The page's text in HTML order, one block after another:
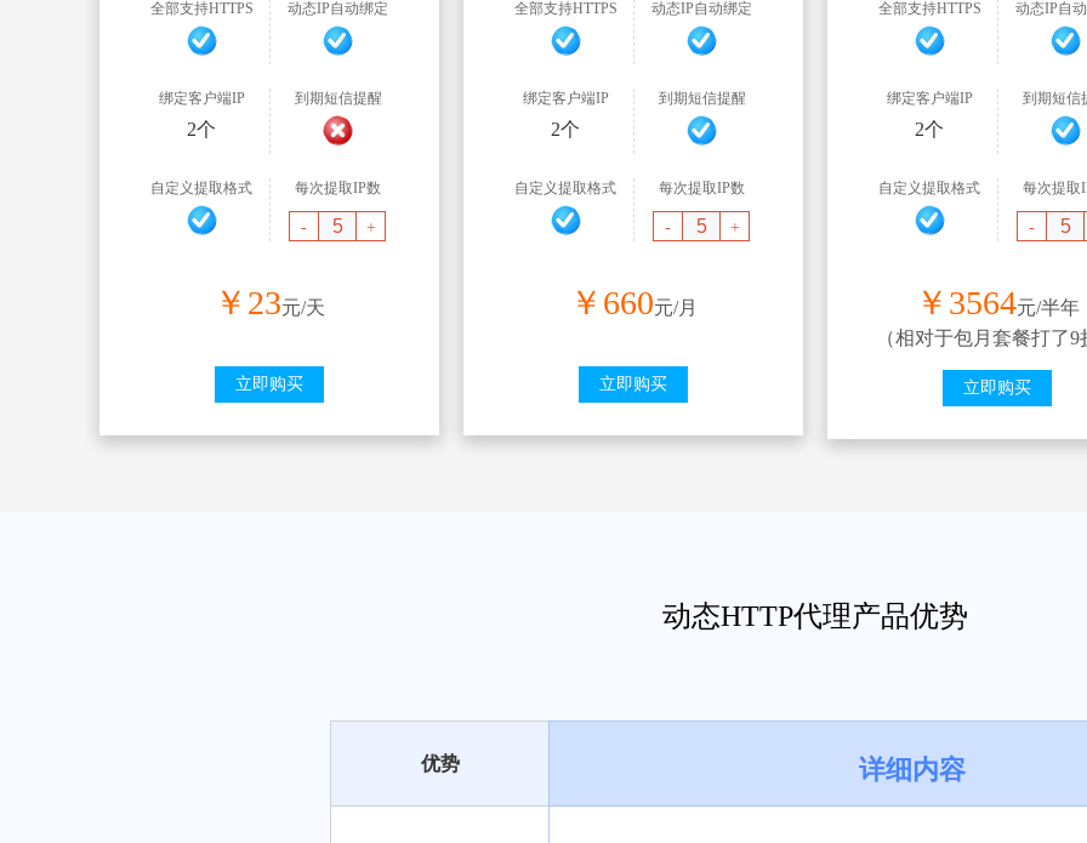
全部支持HTTPS 动态IP自动绑定
绑定客户端IP
2个
到期短信提醒
自定义提取格式 每次提取IP数
- +
￥ 23元/天
立即购买
全部支持HTTPS 动态IP自动绑定
绑定客户端IP
2个
到期短信提醒
自定义提取格式 每次提取IP数
- +
￥ 660元/月
立即购买
全部支持HTTPS 动态IP自
绑定客户端IP
2个
到期短信
自定义提取格式 每次提取
-
￥ 3564元/半年
（相对于包月套餐打了9
立即购买
动态HTTP代理产品优势
优势 详细内容